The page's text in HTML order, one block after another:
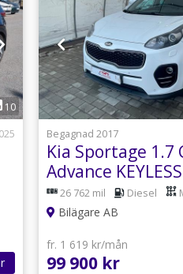
10
1
Begagnad 2017
Kia Sportage 1.7
Advance
GPS JBL BKAM
26 762 mil Diesel
Bilägare AB
fr. 1 619 kr/mån
99 900 kr